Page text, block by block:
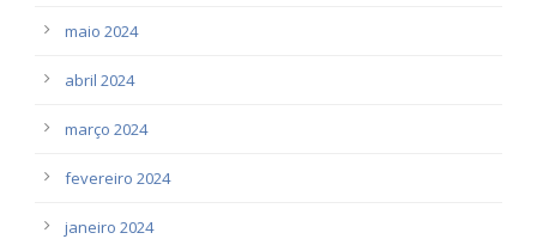
maio 2024
abril 2024
março 2024
fevereiro 2024
janeiro 2024